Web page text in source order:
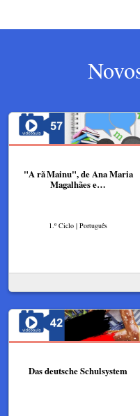
"A rã Mainu", de Ana Maria
Magalhães e…
1.º Ciclo | Português
Das deutsche Schulsystem